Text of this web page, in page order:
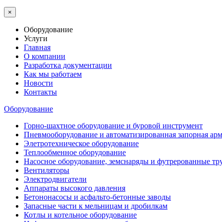
×
Оборудование
Услуги
Главная
О компании
Разработка документации
Как мы работаем
Новости
Контакты
Оборудование
Горно-шахтное оборудование и буровой инструмент
Пневмооборудование и автоматизированная запорная
Элетротехническое оборудование
Теплообменное оборудование
Насосное оборудование, земснаряды и футрерованные
Вентиляторы
Электродвигатели
Аппараты высокого давления
Бетононасосы и асфальто-бетонные заводы
Запасные части к мельницам и дробилкам
Котлы и котельное оборудование